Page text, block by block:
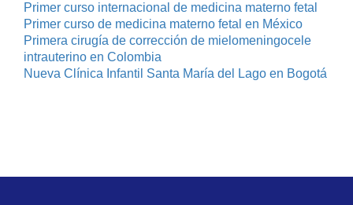
Primer curso internacional de medicina materno fetal
Primer curso de medicina materno fetal en México
Primera cirugía de corrección de mielomeningocele
intrauterino en Colombia
Nueva Clínica Infantil Santa María del Lago en Bogotá